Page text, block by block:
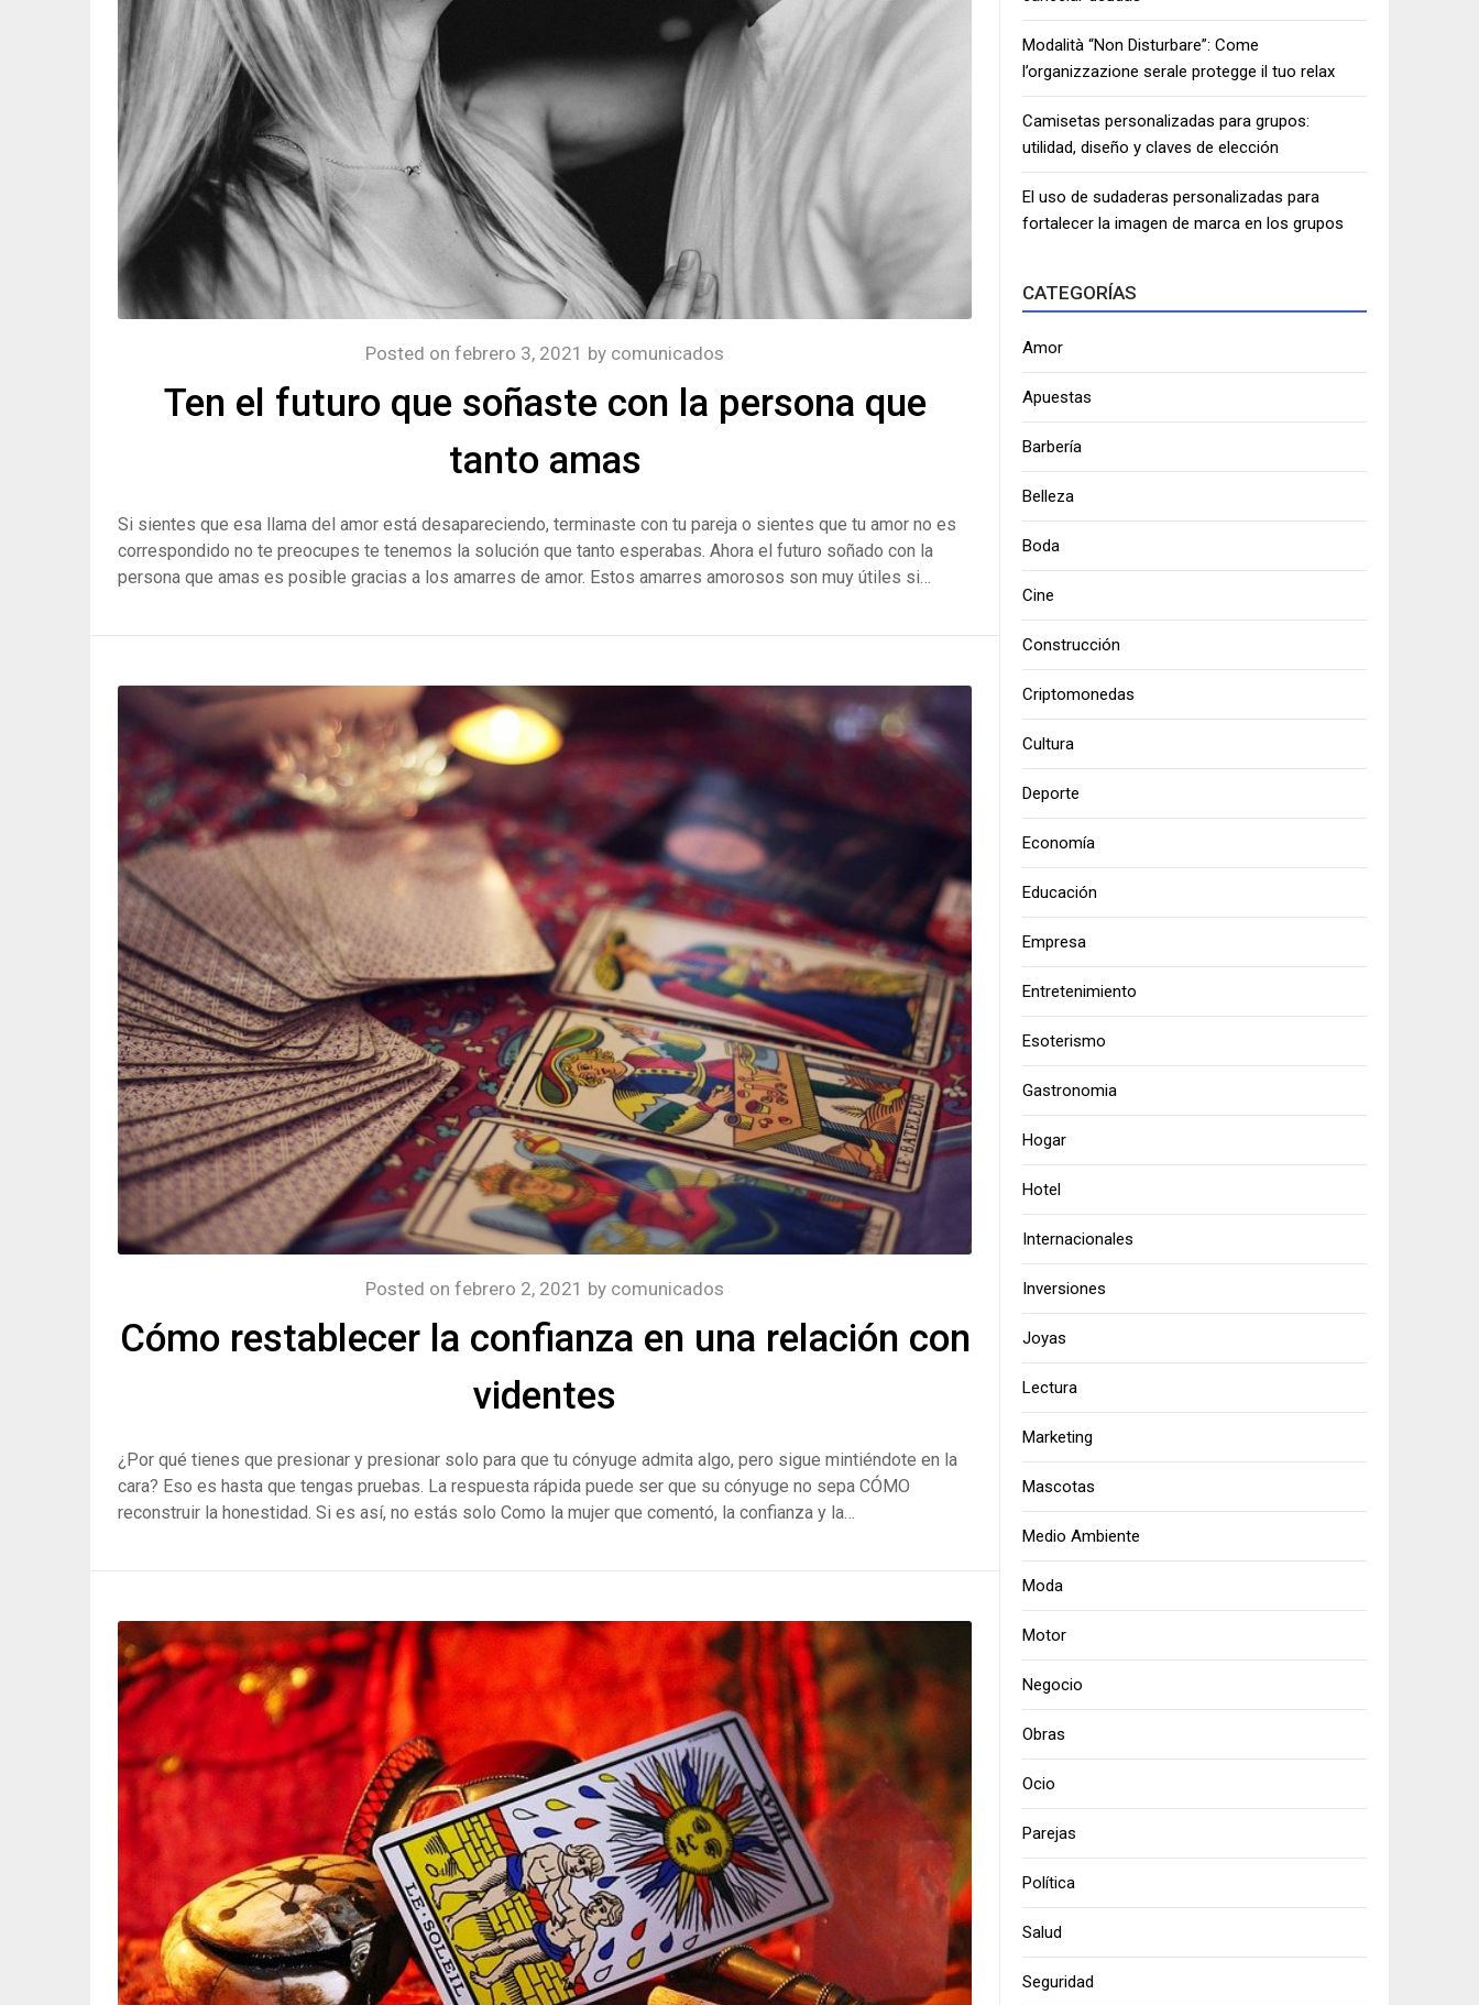
Ten el futuro que soñaste con la persona que
tanto amas
Posted on febrero 3, 2021 by comunicados
Si sientes que esa llama del amor está desapareciendo, terminaste con tu pareja o sientes que tu amor no es
correspondido no te preocupes te tenemos la solución que tanto esperabas. Ahora el futuro soñado con la
persona que amas es posible gracias a los amarres de amor. Estos amarres amorosos son muy útiles si…
Cómo restablecer la confianza en una relación con
videntes
Posted on febrero 2, 2021 by comunicados
¿Por qué tienes que presionar y presionar solo para que tu cónyuge admita algo, pero sigue mintiéndote en la
cara? Eso es hasta que tengas pruebas. La respuesta rápida puede ser que su cónyuge no sepa CÓMO
reconstruir la honestidad. Si es así, no estás solo Como la mujer que comentó, la confianza y la…
Modalità “Non Disturbare”: Come
l’organizzazione serale protegge il tuo relax
Camisetas personalizadas para grupos:
utilidad, diseño y claves de elección
El uso de sudaderas personalizadas para
fortalecer la imagen de marca en los grupos
CATEGORÍAS
Amor
Apuestas
Barbería
Belleza
Boda
Cine
Construcción
Criptomonedas
Cultura
Deporte
Economía
Educación
Empresa
Entretenimiento
Esoterismo
Gastronomia
Hogar
Hotel
Internacionales
Inversiones
Joyas
Lectura
Marketing
Mascotas
Medio Ambiente
Moda
Motor
Negocio
Obras
Ocio
Parejas
Política
Salud
Seguridad